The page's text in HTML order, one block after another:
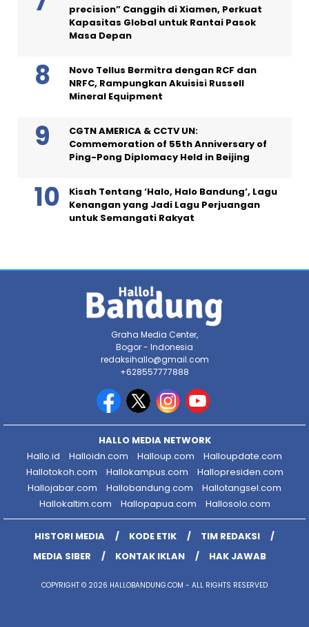
precision” Canggih di Xiamen, Perkuat
Kapasitas Global untuk Rantai Pasok
Masa Depan
Novo Tellus Bermitra dengan RCF dan
NRFC, Rampungkan Akuisisi Russell
Mineral Equipment
CGTN AMERICA & CCTV UN:
Commemoration of 55th Anniversary of
Ping-Pong Diplomacy Held in Beijing
Kisah Tentang ‘Halo, Halo Bandung’, Lagu
Kenangan yang Jadi Lagu Perjuangan
untuk Semangati Rakyat
Graha Media Center,
Bogor - Indonesia
redaksihallo@gmail.com
+628557777888
HALLO MEDIA NETWORK
Hallo.id
Halloidn.com Halloup.com
Halloupdate.com
Hallotokoh.com
Hallokampus.com
Hallopresiden.com
Hallojabar.com
Hallobandung.com
Hallotangsel.com
Hallokaltim.com
Hallopapua.com Hallosolo.com
HISTORI MEDIA KODE ETIK
TIM REDAKSI
MEDIA SIBER
KONTAK IKLAN HAK JAWAB
COPYRIGHT © 2026 HALLOBANDUNG.COM - ALL RIGHTS RESERVED